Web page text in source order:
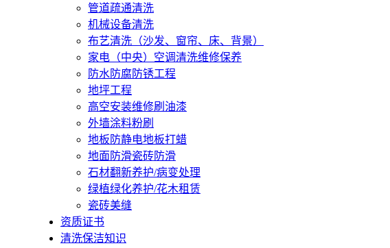
管道疏通清洗
机械设备清洗
布艺清洗（沙发、窗帘、床、背景）
家电（中央）空调清洗维修保养
防水防腐防锈工程
地坪工程
高空安装维修刷油漆
外墙涂料粉刷
地板防静电地板打蜡
地面防滑瓷砖防滑
石材翻新养护/病变处理
绿植绿化养护/花木租赁
瓷砖美缝
资质证书
清洗保洁知识